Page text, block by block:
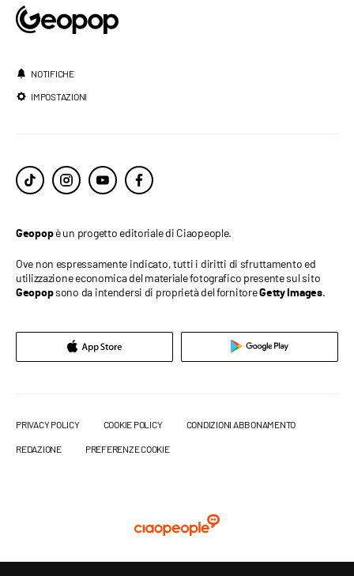
NOTIFICHE
IMPOSTAZIONI
Geopopè un progetto editoriale di Ciaopeople.
Ove non espressamente indicato, tutti i diritti di sfruttamento ed
utilizzazione economica del materiale fotografico presente sul sito
Geopopsono da intendersi di proprietà del fornitoreGetty Images.
PRIVACY POLICY COOKIE POLICY CONDIZIONI ABBONAMENTO
REDAZIONE PREFERENZE COOKIE